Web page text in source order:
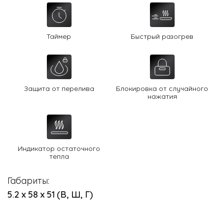
8 800 3333 887
Таймер Быстрый разогрев
Защита от перелива Блокировка от случайного
нажатия
Индикатор остаточного
тепла
Габариты:
5.2 х 58 х 51 (В, Ш, Г)